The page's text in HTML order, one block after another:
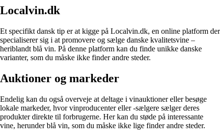
Localvin.dk
Et specifikt dansk tip er at kigge på Localvin.dk, en online platform der
specialiserer sig i at promovere og sælge danske kvalitetsvine –
heriblandt blå vin. På denne platform kan du finde unikke danske
varianter, som du måske ikke finder andre steder.
Auktioner og markeder
Endelig kan du også overveje at deltage i vinauktioner eller besøge
lokale markeder, hvor vinproducenter eller -sælgere sælger deres
produkter direkte til forbrugerne. Her kan du støde på interessante
vine, herunder blå vin, som du måske ikke lige finder andre steder.